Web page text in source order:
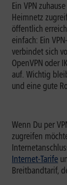
Ein VPN
Heimnetz
öffentlich
einfach: Ein
verbindet sich
OpenVPN oder
auf. Wichtig
und eine gute
Wenn Du per
zugreifen
Internet-Tarife
Breitbandtarif,